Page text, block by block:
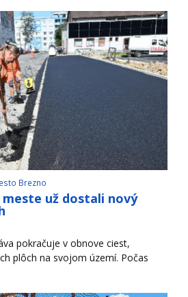
Brezno
už dostali nový
pokračuje v obnove ciest,
plôch na svojom území. Počas